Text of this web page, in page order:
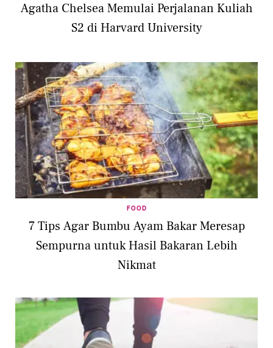
Agatha Chelsea Memulai Perjalanan Kuliah
S2 di Harvard University
FOOD
7 Tips Agar Bumbu Ayam Bakar Meresap
Sempurna untuk Hasil Bakaran Lebih
Nikmat